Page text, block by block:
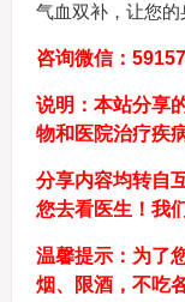
气血双补，让您的
咨询微信：
说明：本站分享
物和医院治疗疾
分享内容均转自
您去看医生！我
温馨提示：为了
烟、限酒，不吃